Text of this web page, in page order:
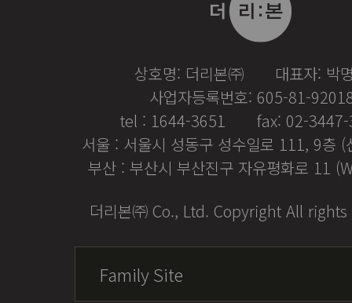
상호명: 더리본㈜
대표자: 박
사업자등록번호: 605-81-
tel : 1644-3651
fax: 02-
서울 : 서울시 성동구 성수일로 111, 9층 (
부산 : 부산시 부산진구 자유평화로 11
더리본㈜ Co., Ltd. Copyright All